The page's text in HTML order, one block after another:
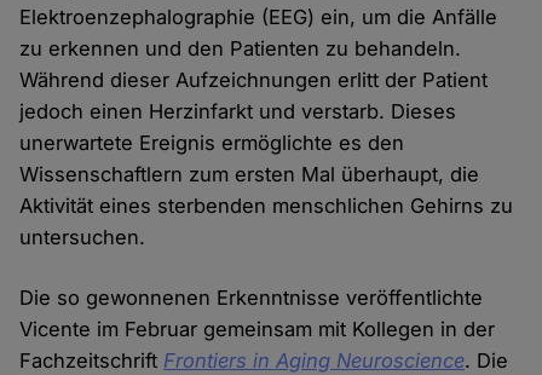
Elektroenzephalographie (EEG) ein, um die Anfälle
zu erkennen und den Patienten zu behandeln.
Während dieser Aufzeichnungen erlitt der Patient
jedoch einen Herzinfarkt und verstarb. Dieses
unerwartete Ereignis ermöglichte es den
Wissenschaftlern zum ersten Mal überhaupt, die
Aktivität eines sterbenden menschlichen Gehirns zu
untersuchen.
Die so gewonnenen Erkenntnisse veröffentlichte
Vicente im Februar gemeinsam mit Kollegen in der
Fachzeitschrift Frontiers in Aging Neuroscience. Die